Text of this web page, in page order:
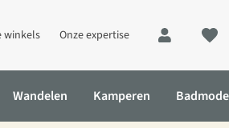
winkels Onze expertise
Wandelen Kamperen Badmode